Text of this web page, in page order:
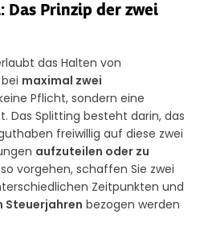
Das Prinzip der zwei
das Halten von
maximal zwei
Pflicht, sondern eine
Das Splitting besteht darin, das
freiwillig auf diese zwei
aufzuteilen oder zu
vorgehen, schaffen Sie zwei
Zeitpunkten und
Steuerjahren bezogen werden